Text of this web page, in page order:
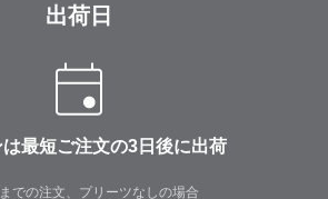
出荷日
は最短ご注文の3日後に出荷
での注文、プリーツなしの場合